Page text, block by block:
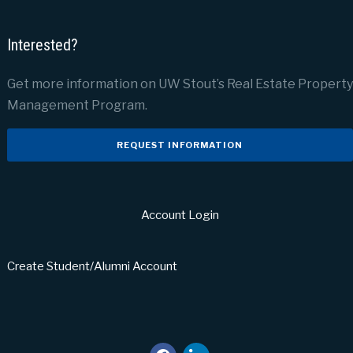
Interested?
Get more information on UW Stout’s Real Estate Property
Management Program.
REQUEST INFORMATION
Account Login
Create Student/Alumni Account